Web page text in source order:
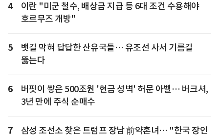
4
이란 "미군 철수, 배상금 지급 등 6대 조건 수용해야
호르무즈 개방"
5
뱃길 막혀 답답한 산유국들… 유조선 사서 기름길
뚫는다
6
버핏이 쌓은 500조원 '현금 성벽' 허문 아벨… 버크셔,
3년 만에 주식 순매수
7
삼성 조선소 찾은 트럼프 장남 前약혼녀… "한국 장인